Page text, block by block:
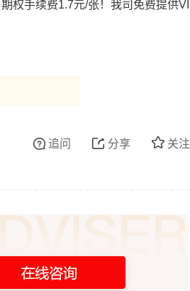
权手续费1.7元/张！我司免费提供VI
关注
分享
追问